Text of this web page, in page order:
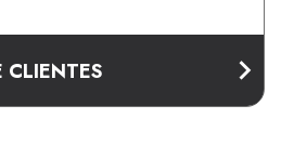
CLIENTES